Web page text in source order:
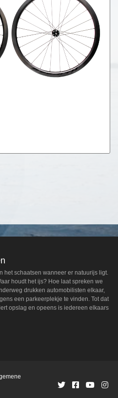
het schaatsen wanneer er natuurijs ligt.
houdt het ijs? Hoe laat spreken we
drukken automobilisten elkaar,
een parkeerplekje te vinden. Tot dat
opslag en opeens is iedereen elkaars